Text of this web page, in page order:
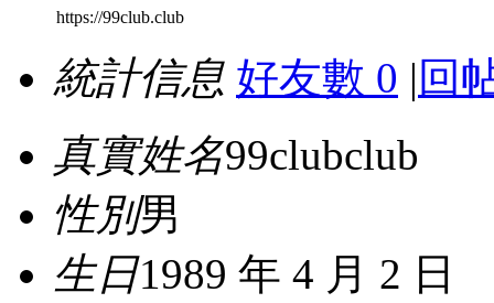
https://99club.club
統計信息 好友數 0 | 回
真實姓名99clubclub
性別男
生日1989 年 4 月 2 日